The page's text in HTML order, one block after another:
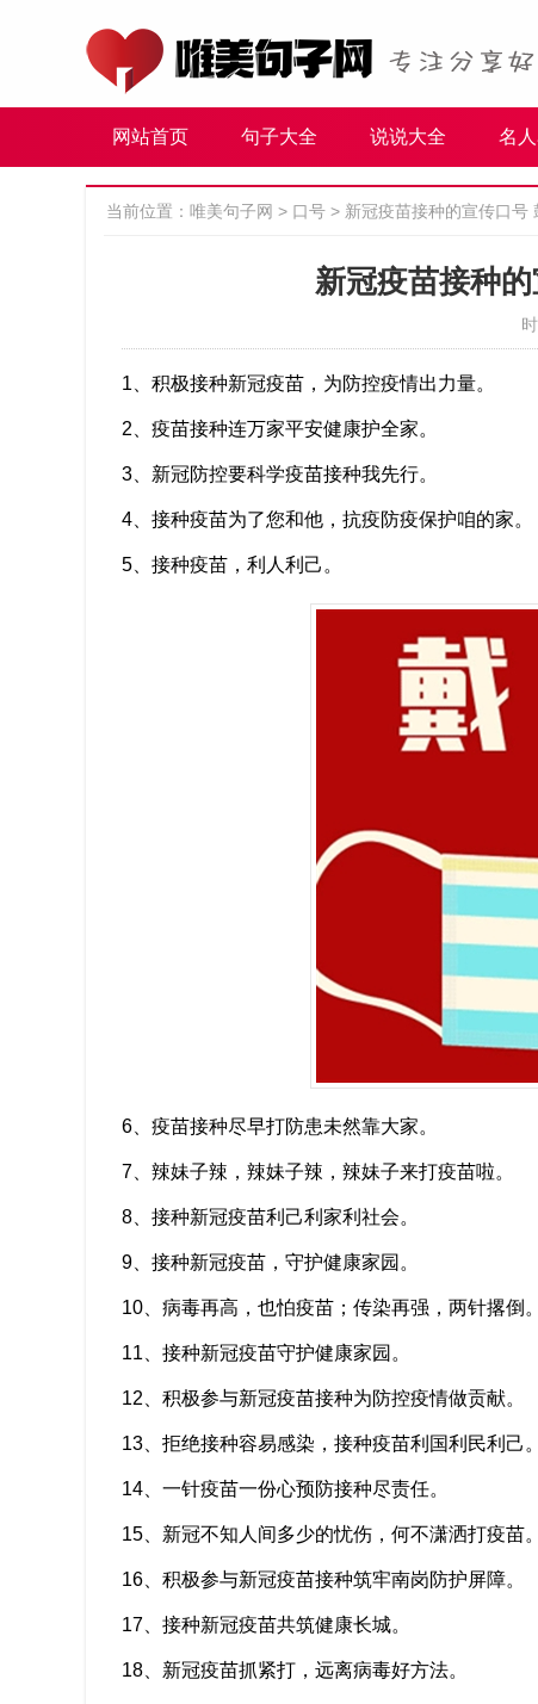
网站首页 句子大全 说说大全 名
当前位置： 唯美句子网 > 口号 > 新冠疫苗接种的宣传口号
新冠疫苗接种
1、积极接种新冠疫苗，为防控疫情出力量。
2、疫苗接种连万家平安健康护全家。
3、新冠防控要科学疫苗接种我先行。
4、接种疫苗为了您和他，抗疫防疫保护咱的家。
5、接种疫苗，利人利己。
6、疫苗接种尽早打防患未然靠大家。
7、辣妹子辣，辣妹子辣，辣妹子来打疫苗啦。
8、接种新冠疫苗利己利家利社会。
9、接种新冠疫苗，守护健康家园。
10、病毒再高，也怕疫苗；传染再强，两针撂倒。
11、接种新冠疫苗守护健康家园。
12、积极参与新冠疫苗接种为防控疫情做贡献。
13、拒绝接种容易感染，接种疫苗利国利民利己。
14、一针疫苗一份心预防接种尽责任。
15、新冠不知人间多少的忧伤，何不潇洒打疫苗。
16、积极参与新冠疫苗接种筑牢南岗防护屏障。
17、接种新冠疫苗共筑健康长城。
18、新冠疫苗抓紧打，远离病毒好方法。